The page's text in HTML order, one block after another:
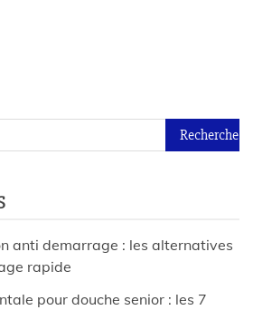
anti demarrage : les alternatives
rapide
pour douche senior : les 7